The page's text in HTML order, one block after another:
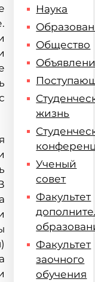
Наука
Общество
жизнь
Ученый
совет
Факультет
Факультет
заочного
обучения